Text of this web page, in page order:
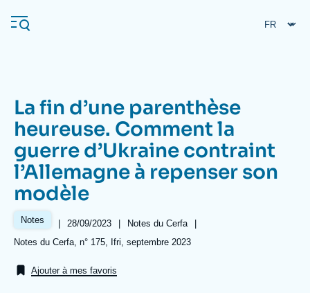
au
contenu
Navigation
principale
L'Ifri
Analyses
Événements
À propos de l'Ifri
L'Ifri en bref
Recherches fréquentes
Proche-Orient
La fin d’une parenthèse
heureuse. Comment la
guerre d’Ukraine contraint
l’Allemagne à repenser son
modèle
Notes |
Date
de
28/09/2023 |
Référence
taxonomie
collections
Notes du Cerfa
|
Références
Notes du Cerfa, n° 175, Ifri, septembre 2023
Ajouter à mes favoris